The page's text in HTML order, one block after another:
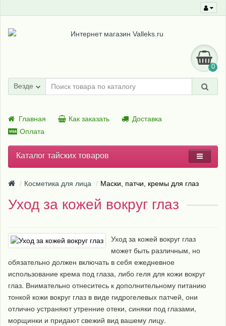
0
Везде
Главная Как заказать
Доставка
Оплата
Каталог тайских товаров
Косметика для лица Маски, патчи, кремы для глаз
Уход за кожей вокруг глаз
Уход за кожей вокруг глаз
может быть различным, но
обязательно должен включать в себя ежедневное
использование крема под глаза, либо геля для кожи вокруг
глаз. Внимательно отнеситесь к дополнительному питанию
тонкой кожи вокруг глаз в виде гидрогелевых патчей, они
отлично устраняют утренние отеки, синяки под глазами,
морщинки и придают свежий вид вашему лицу.